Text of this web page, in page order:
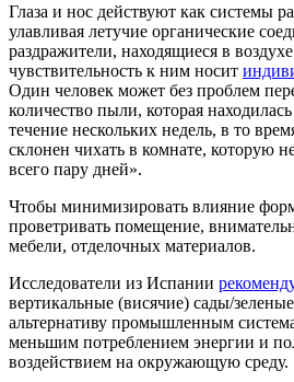
Глаза и нос действуют как системы
улавливая летучие органические
раздражители, находящиеся в
чувствительность к ним носит
Один человек может без проблем
количество пыли, которая
течение нескольких недель, в то
склонен чихать в комнате, которую
всего пару дней».
Чтобы минимизировать влияние
проветривать помещение,
мебели, отделочных материалов.
Исследователи из Испании
вертикальные (висячие) сады/
альтернативу промышленным
меньшим потреблением энергии и
воздействием на окружающую среду.